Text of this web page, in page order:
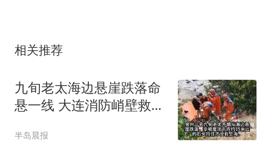
相关推荐
九旬老太海边悬崖跌落命
悬一线 大连消防峭壁救援
半岛晨报